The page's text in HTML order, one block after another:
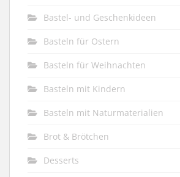
Bastel- und Geschenkideen
Basteln für Ostern
Basteln für Weihnachten
Basteln mit Kindern
Basteln mit Naturmaterialien
Brot & Brötchen
Desserts